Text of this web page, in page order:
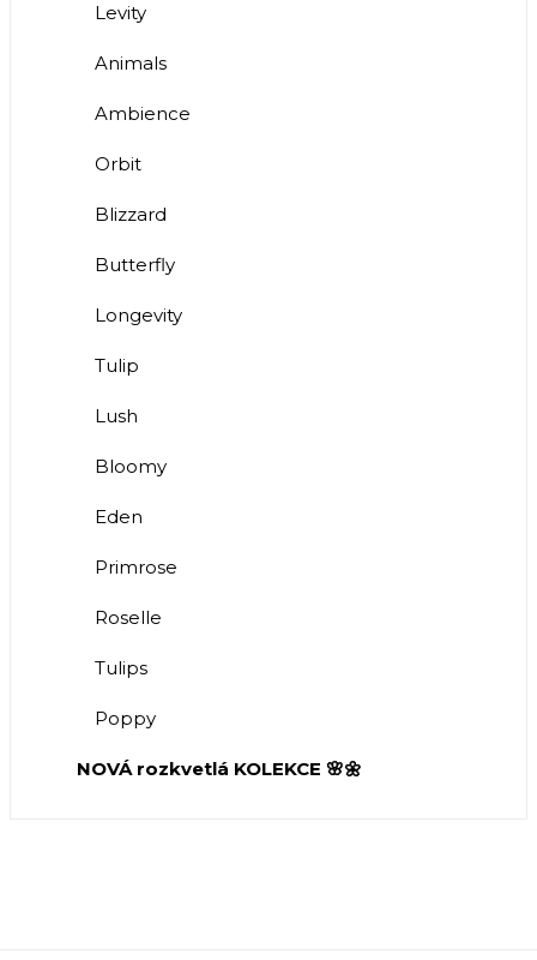
Levity
Animals
Ambience
Orbit
Blizzard
Butterfly
Longevity
Tulip
Lush
Bloomy
Eden
Primrose
Roselle
Tulips
Poppy
NOVÁ rozkvetlá KOLEKCE 🌸🌼